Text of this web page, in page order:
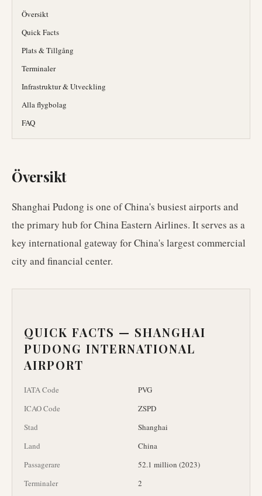
Översikt
Quick Facts
Plats & Tillgång
Terminaler
Infrastruktur & Utveckling
Alla flygbolag
FAQ
Översikt
Shanghai Pudong is one of China's busiest airports and
the primary hub for China Eastern Airlines. It serves as a
key international gateway for China's largest commercial
city and financial center.
QUICK FACTS — SHANGHAI
PUDONG INTERNATIONAL
AIRPORT
IATA Code
PVG
ICAO Code
ZSPD
Stad
Shanghai
Land
China
Passagerare
52.1 million (2023)
Terminaler
2